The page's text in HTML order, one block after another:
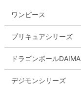
ワンピース
プリキュアシリーズ
ドラゴンボールDAIMA
デジモンシリーズ